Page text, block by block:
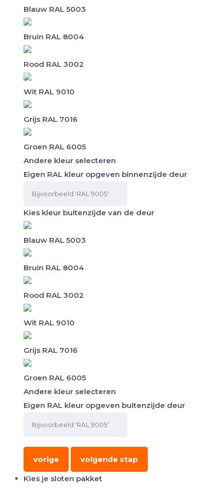
Blauw RAL 5003
Bruin RAL 8004
Rood RAL 3002
Wit RAL 9010
Grijs RAL 7016
Groen RAL 6005
Andere kleur selecteren
Eigen RAL kleur opgeven binnenzijde deur
Kies kleur buitenzijde van de deur
Blauw RAL 5003
Bruin RAL 8004
Rood RAL 3002
Wit RAL 9010
Grijs RAL 7016
Groen RAL 6005
Andere kleur selecteren
Eigen RAL kleur opgeven buitenzijde deur
vorige volgende stap
Kies je sloten pakket